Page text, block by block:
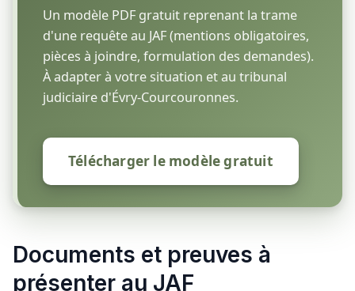
Un modèle PDF gratuit reprenant la trame
d'une requête au JAF (mentions obligatoires,
pièces à joindre, formulation des demandes).
À adapter à votre situation et au tribunal
judiciaire d'Évry-Courcouronnes.
Télécharger le modèle gratuit
Documents et preuves à
présenter au JAF